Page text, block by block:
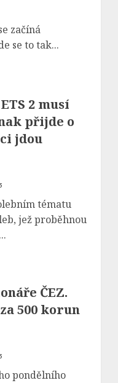
začíná
se to tak...
2 musí
přijde o
jdou
tématu
jež proběhnou
ČEZ.
500 korun
pondělního